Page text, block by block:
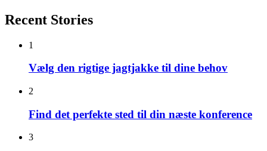
Recent Stories
1
Vælg den rigtige jagtjakke til dine behov
2
Find det perfekte sted til din næste konference
3